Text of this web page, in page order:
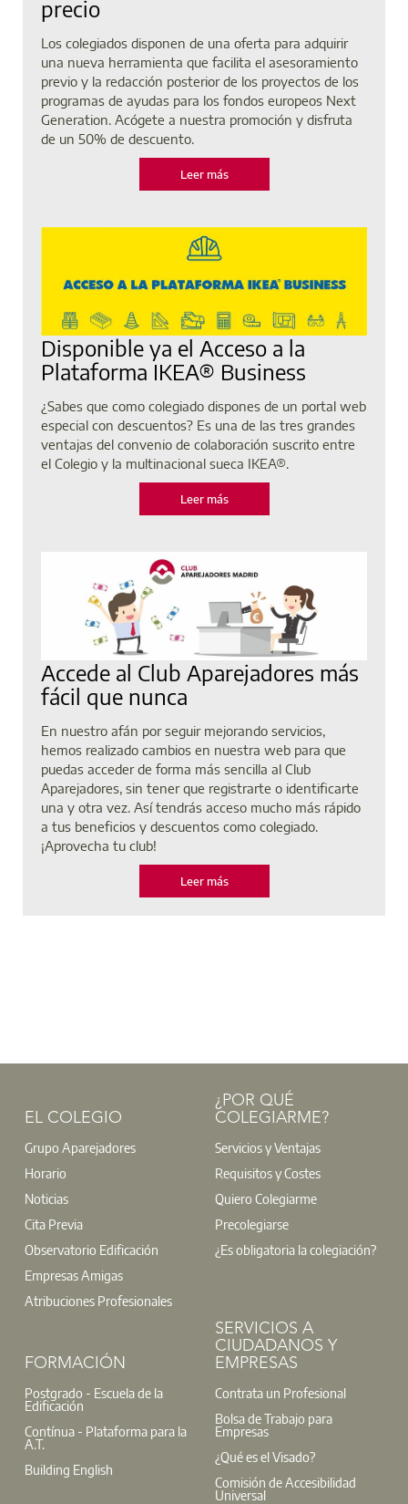
precio
Los colegiados disponen de una oferta para adquirir
una nueva herramienta que facilita el asesoramiento
previo y la redacción posterior de los proyectos de los
programas de ayudas para los fondos europeos Next
Generation. Acógete a nuestra promoción y disfruta
de un 50% de descuento.
Leer más
Disponible ya el Acceso a la
Plataforma IKEA® Business
¿Sabes que como colegiado dispones de un portal web
especial con descuentos? Es una de las tres grandes
ventajas del convenio de colaboración suscrito entre
el Colegio y la multinacional sueca IKEA®.
Leer más
Accede al Club Aparejadores más
fácil que nunca
En nuestro afán por seguir mejorando servicios,
hemos realizado cambios en nuestra web para que
puedas acceder de forma más sencilla al Club
Aparejadores, sin tener que registrarte o identificarte
una y otra vez. Así tendrás acceso mucho más rápido
a tus beneficios y descuentos como colegiado.
¡Aprovecha tu club!
Leer más
EL COLEGIO
Grupo Aparejadores
Horario
Noticias
Cita Previa
Observatorio Edificación
Empresas Amigas
Atribuciones Profesionales
¿POR QUÉ
COLEGIARME?
Servicios y Ventajas
Requisitos y Costes
Quiero Colegiarme
Precolegiarse
¿Es obligatoria la colegiación?
FORMACIÓN
Postgrado - Escuela de la
Edificación
Contínua - Plataforma para la
A.T.
Building English
SERVICIOS A
CIUDADANOS Y
EMPRESAS
Contrata un Profesional
Bolsa de Trabajo para
Empresas
¿Qué es el Visado?
Comisión de Accesibilidad
Universal